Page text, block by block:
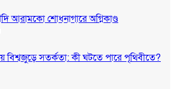
আরামকো শোধনাগারে অগ্নিকাণ্ড
বিশ্বজুড়ে সতর্কতা: কী ঘটতে পারে পৃথিবীতে?